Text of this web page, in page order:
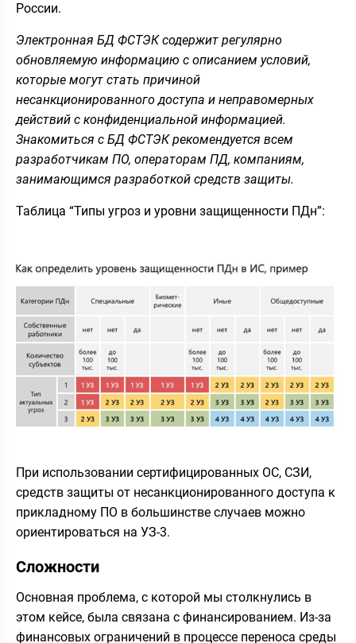
России.
Электронная БД ФСТЭК содержит регулярно
обновляемую информацию с описанием условий,
которые могут стать причиной
несанкционированного доступа и неправомерных
действий с конфиденциальной информацией.
Знакомиться с БД ФСТЭК рекомендуется всем
разработчикам ПО, операторам ПД, компаниям,
занимающимся разработкой средств защиты.
Таблица “Типы угроз и уровни защищенности ПДн”:
При использовании сертифицированных ОС, СЗИ,
средств защиты от несанкционированного доступа к
прикладному ПО в большинстве случаев можно
ориентироваться на УЗ-3.
Сложности
Основная проблема, с которой мы столкнулись в
этом кейсе, была связана с финансированием. Из-за
финансовых ограничений в процессе переноса среды